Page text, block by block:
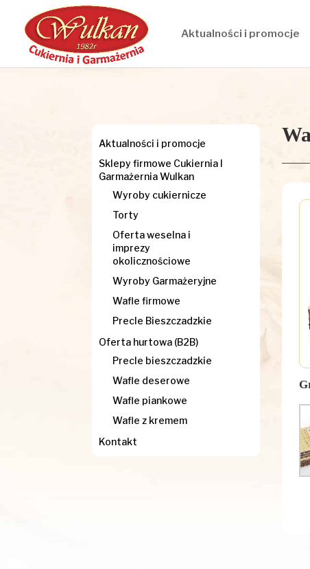
Aktualności i promocje
Aktualności i promocje
Sklepy firmowe Cukiernia I
Garmażernia Wulkan
Wyroby cukiernicze
Torty
Oferta weselna i
imprezy
okolicznościowe
Wyroby Garmażeryjne
Wafle firmowe
Precle Bieszczadzkie
Oferta hurtowa (B2B)
Precle bieszczadzkie
Wafle deserowe
Wafle piankowe
Wafle z kremem
Kontakt